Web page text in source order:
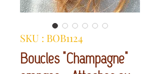
SKU : BOB1124
Boucles "Champagne"